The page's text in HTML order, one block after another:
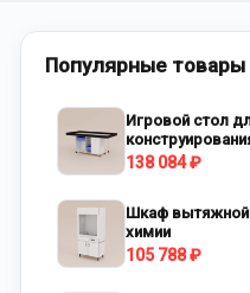
Популярные товары
Игровой стол
роботов
138 084 ₽
Шкаф вытяжной
химии
105 788 ₽